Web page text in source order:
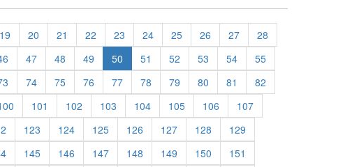
19 20 21 22 23 24 25 26 27
28
47 48 49 50 51 52 53 54
55
74 75 76 77 78 79 80 81
82
101 102 103 104 105 106
107
123 124 125 126 127 128
129
145 146 147 148 149 150
151